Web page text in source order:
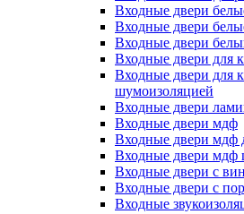
Входные двери
Входные двери
Входные двери
Входные двери для
Входные двери для
шумоизоляцией
Входные двери
Входные двери мдф
Входные двери мдф
Входные двери мдф
Входные двери с
Входные двери с
Входные